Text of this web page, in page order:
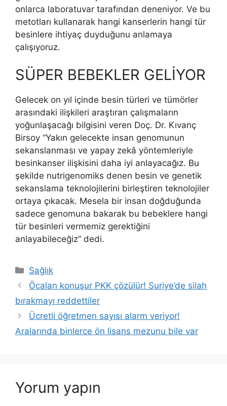
onlarca laboratuvar tarafından deneniyor. Ve bu
metotları kullanarak hangi kanserlerin hangi tür
besinlere ihtiyaç duyduğunu anlamaya
çalışıyoruz.
SÜPER BEBEKLER GELİYOR
Gelecek on yıl içinde besin türleri ve tümörler
arasındaki ilişkileri araştıran çalışmaların
yoğunlaşacağı bilgisini veren Doç. Dr. Kıvanç
Birsoy “Yakın gelecekte insan genomunun
sekanslanması ve yapay zekâ yöntemleriyle
besinkanser ilişkisini daha iyi anlayacağız. Bu
şekilde nutrigenomiks denen besin ve genetik
sekanslama teknolojilerini birleştiren teknolojiler
ortaya çıkacak. Mesela bir insan doğduğunda
sadece genomuna bakarak bu bebeklere hangi
tür besinleri vermemiz gerektiğini
anlayabileceğiz” dedi.
Kategoriler
Sağlık
Öcalan konuşur PKK çözülür! Suriye’de silah
bırakmayı reddettiler
Ücretli öğretmen sayısı alarm veriyor!
Aralarında binlerce ön lisans mezunu bile var
Yorum yapın